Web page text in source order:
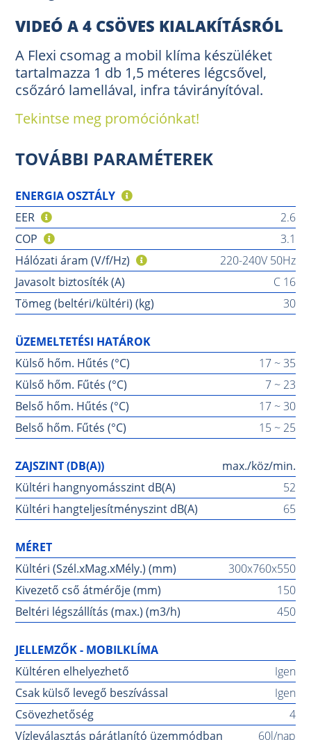
VIDEÓ A 4 CSÖVES KIALAKÍTÁSRÓL
A Flexi csomag a mobil klíma készüléket
tartalmazza 1 db 1,5 méteres légcsővel,
csőzáró lamellával, infra távirányítóval.
Tekintse meg promóciónkat!
TOVÁBBI PARAMÉTEREK
ENERGIA OSZTÁLY
EER
2.6
COP
3.1
Hálózati áram (V/f/Hz)
220-240V 50Hz
Javasolt biztosíték (A)
C 16
Tömeg (beltéri/kültéri) (kg)
30
ÜZEMELTETÉSI HATÁROK
Külső hőm. Hűtés (°C)
17 ~ 35
Külső hőm. Fűtés (°C)
7 ~ 23
Belső hőm. Hűtés (°C)
17 ~ 30
Belső hőm. Fűtés (°C)
15 ~ 25
ZAJSZINT (DB(A))
max./köz/min.
Kültéri hangnyomásszint dB(A)
52
Kültéri hangteljesítményszint dB(A)
65
MÉRET
Kültéri (Szél.xMag.xMély.) (mm)
300x760x550
Kivezető cső átmérője (mm)
150
Beltéri légszállítás (max.) (m3/h)
450
JELLEMZŐK - MOBILKLÍMA
Kültéren elhelyezhető
Igen
Csak külső levegő beszívással
Igen
Csövezhetőség
4
Vízleválasztás párátlanító üzemmódban
60l/nap